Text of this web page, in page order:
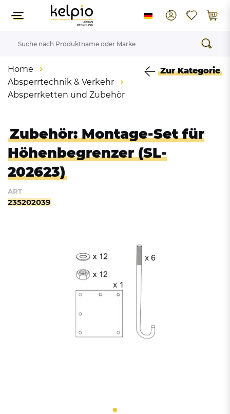
Home
Absperrtechnik & Verkehr
Absperrketten und Zubehör
Zur Kategorie
Zubehör: Montage-Set für
Höhenbegrenzer (SL-
202623)
ART
235202039